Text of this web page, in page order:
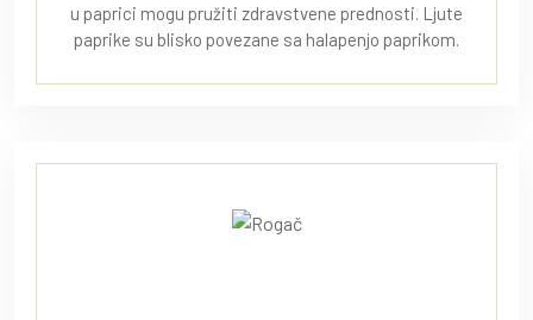
u paprici mogu pružiti zdravstvene prednosti. Ljute
paprike su blisko povezane sa halapenjo paprikom.